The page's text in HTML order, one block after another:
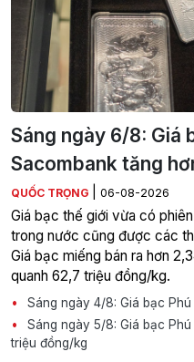
Sáng ngày 6/8: Giá
Sacombank tăng
QUỐC TRỌNG 06-08-2026
Giá bạc thế giới vừa có
trong nước cũng được các
Giá bạc miếng bán ra hơn
quanh 62,7 triệu đồng/kg.
Sáng ngày 4/8: Giá bạc
Sáng ngày 5/8: Giá bạc
triệu đồng/kg